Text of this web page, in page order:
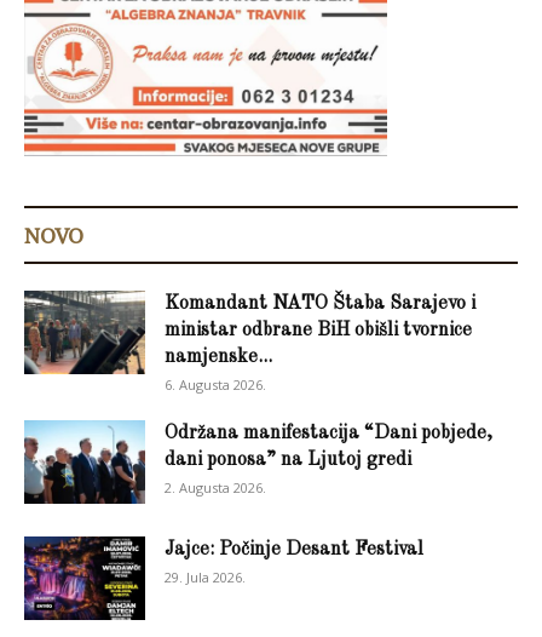
NOVO
Komandant NATO Štaba Sarajevo i
ministar odbrane BiH obišli tvornice
namjenske...
6. Augusta 2026.
Održana manifestacija “Dani pobjede,
dani ponosa” na Ljutoj gredi
2. Augusta 2026.
Jajce: Počinje Desant Festival
29. Jula 2026.